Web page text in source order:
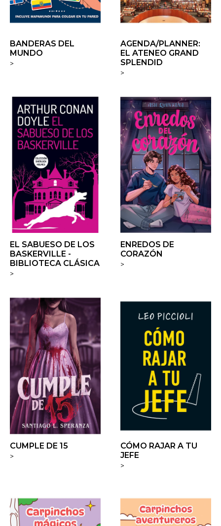
BANDERAS DEL
MUNDO
>
AGENDA/PLANNER:
EL ATENEO GRAND
SPLENDID
>
EL SABUESO DE LOS
BASKERVILLE -
BIBLIOTECA CLÁSICA
>
ENREDOS DE
CORAZÓN
>
CUMPLE DE 15
>
CÓMO RAJAR A TU
JEFE
>